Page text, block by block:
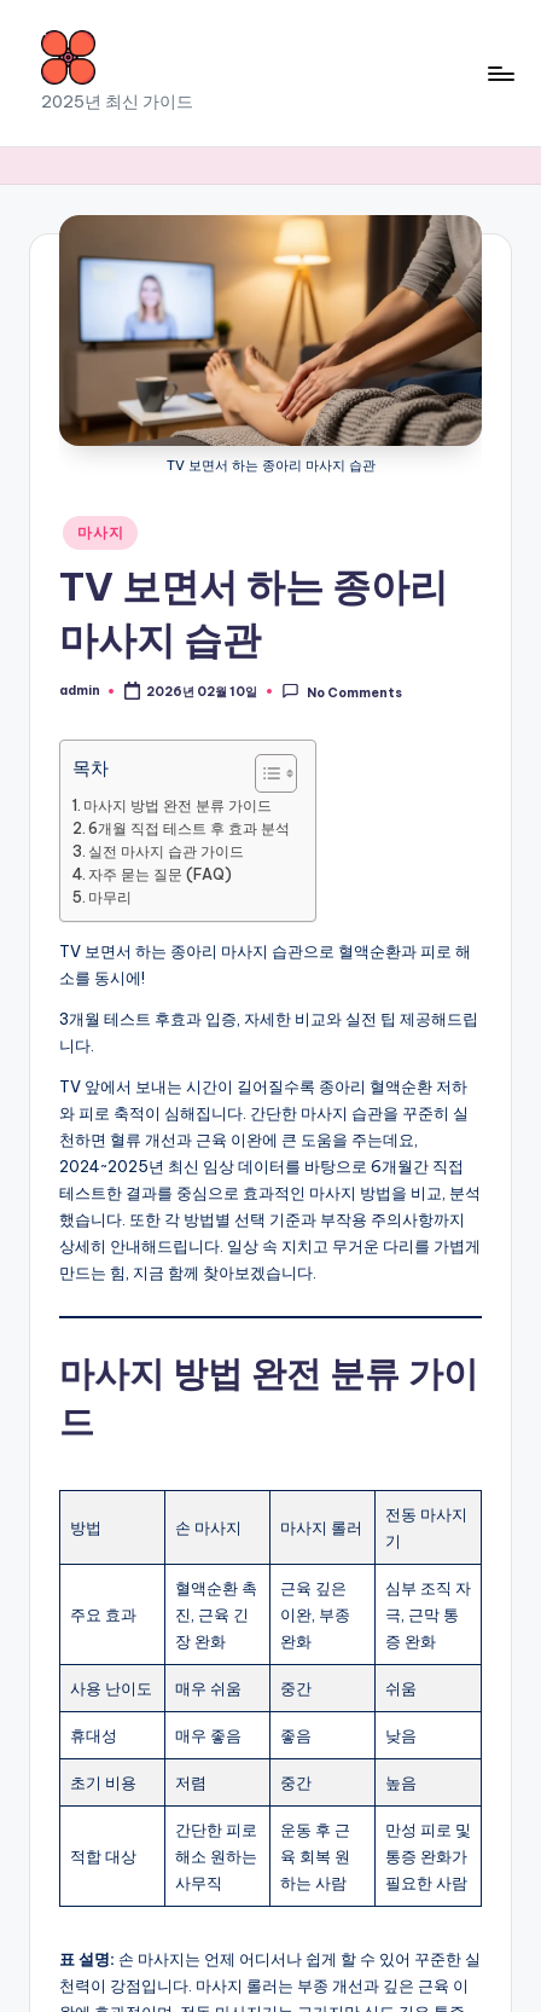
content
소
라
출
장
2025년 최신 가이드
TV 보면서 하는 종아리 마사지 습관
Posted
in
마사지
TV 보면서 하는 종아리
마사지 습관
Posted
admin 2026년 02월 10일 No Comments
목차
마사지 방법 완전 분류 가이드
6개월 직접 테스트 후 효과 분석
실전 마사지 습관 가이드
자주 묻는 질문 (FAQ)
마무리
TV 보면서 하는 종아리 마사지 습관으로 혈액순환과 피로 해
소를 동시에!
3개월 테스트 후효과 입증, 자세한 비교와 실전 팁 제공해드립
니다.
TV 앞에서 보내는 시간이 길어질수록 종아리 혈액순환 저하
와 피로 축적이 심해집니다. 간단한 마사지 습관을 꾸준히 실
천하면 혈류 개선과 근육 이완에 큰 도움을 주는데요,
2024~2025년 최신 임상 데이터를 바탕으로 6개월간 직접
테스트한 결과를 중심으로 효과적인 마사지 방법을 비교, 분석
했습니다. 또한 각 방법별 선택 기준과 부작용 주의사항까지
상세히 안내해드립니다. 일상 속 지치고 무거운 다리를 가볍게
만드는 힘, 지금 함께 찾아보겠습니다.
마사지 방법 완전 분류 가이
드
방법 손 마사지 마사지 롤러
전동 마사지
기
주요 효과
혈액순환 촉
진, 근육 긴
장 완화
근육 깊은
이완, 부종
완화
심부 조직 자
극, 근막 통
증 완화
사용 난이도 매우 쉬움 중간 쉬움
휴대성 매우 좋음 좋음 낮음
초기 비용 저렴 중간 높음
적합 대상
간단한 피로
해소 원하는
사무직
운동 후 근
육 회복 원
하는 사람
만성 피로 및
통증 완화가
필요한 사람
표 설명: 손 마사지는 언제 어디서나 쉽게 할 수 있어 꾸준한 실
천력이 강점입니다. 마사지 롤러는 부종 개선과 깊은 근육 이